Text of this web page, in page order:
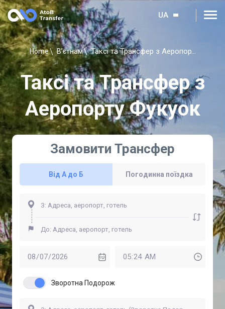
UA
Home В’єтнам Таксі та Трансфер з Аеропорту Фукуок
Таксі та Трансфер з
Аеропорту Фукуок
Замовити Трансфер
Від А до Б Погодинна поїздка
Зворотна Подорож